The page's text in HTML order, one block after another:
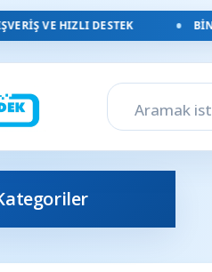
VE HIZLI DESTEK